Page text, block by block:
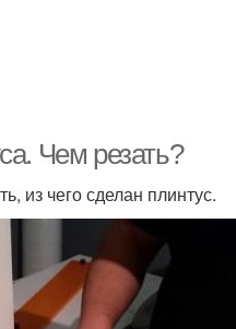
Чем резать?
из чего сделан плинтус.